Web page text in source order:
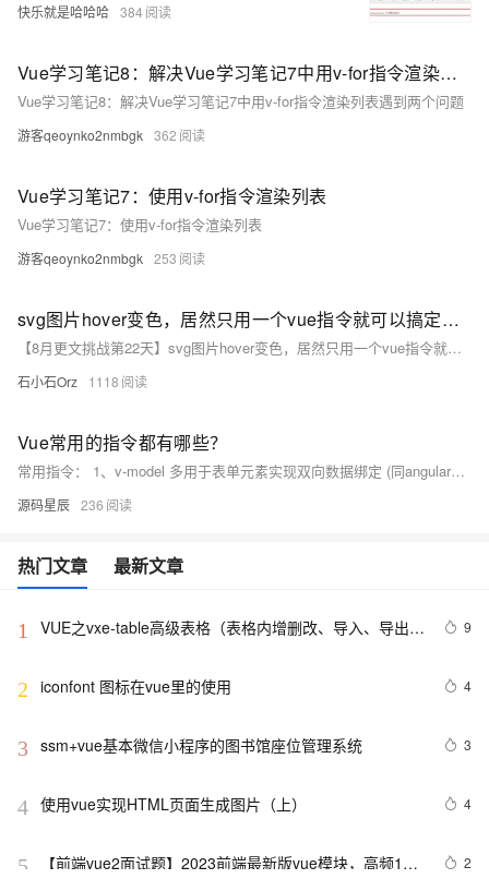
快乐就是哈哈哈 384
Vue学习笔记8：解决Vue学习笔记7中用v-for指令渲染列表遇到两个问题
Vue学习笔记8：解决Vue学习笔记7中用v-for指令渲染列表遇到两个问题
游客qeoynko2nmbgk 362
Vue学习笔记7：使用v-for指令渲染列表
Vue学习笔记7：使用v-for指令渲染列表
游客qeoynko2nmbgk 253
svg图片hover变色，居然只用一个vue指令就可以搞定！千万别在写两个控制显影了！
【8月更文挑战第22天】svg图片hover变色，居然只用一个vue指令就可以搞定！千万别在写两个控制显影了！
石小石Orz 1118
Vue常用的指令都有哪些？
常用指令： 1、v-model 多用于表单元素实现双向数据绑定 (同angular中的ng-model) 2、v-for格式： v-for="字段名in(of)数组json"循环数组或json(同angular中的ng repeat),需要注意从vue2开始取消了$index 3、v-show
源码星辰 236
热门文章 最新文章
1
VUE之vxe-table高级表格（表格内增删改、导入、导出、
9
2 iconfont 图标在vue里的使用 4
3 ssm+vue基本微信小程序的图书馆座位管理系统 3
4 使用vue实现HTML页面生成图片（上） 4
5
【前端vue2面试题】2023前端最新版vue模块，高频17
2